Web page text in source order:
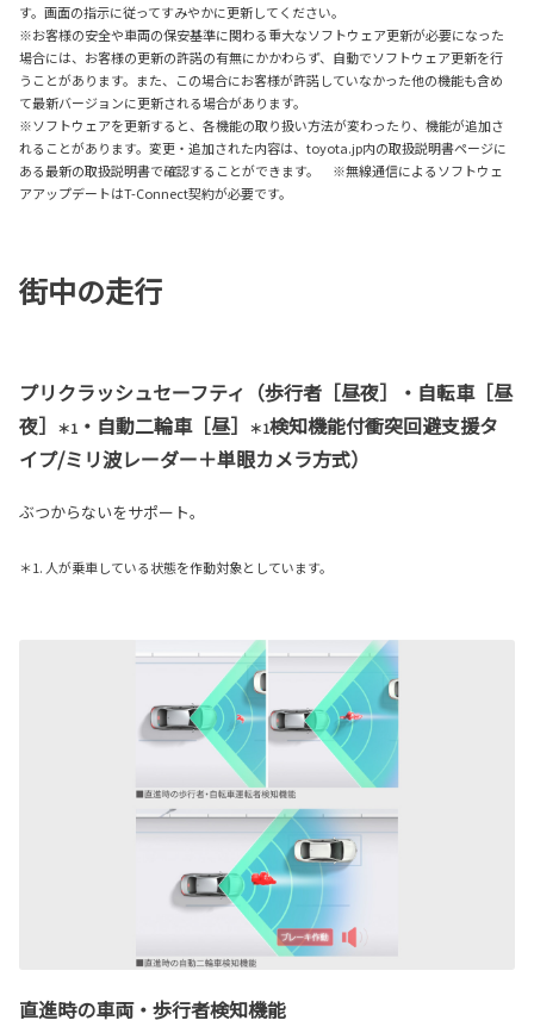
す。画面の指示に従ってすみやかに更新してください。
※お客様の安全や車両の保安基準に関わる重大なソフトウェア更新が必要になった
場合には、お客様の更新の許諾の有無にかかわらず、自動でソフトウェア更新を行
うことがあります。また、この場合にお客様が許諾していなかった他の機能も含め
て最新バージョンに更新される場合があります。
※ソフトウェアを更新すると、各機能の取り扱い方法が変わったり、機能が追加さ
れることがあります。変更・追加された内容は、toyota.jp内の取扱説明書ページに
ある最新の取扱説明書で確認することができます。 ※無線通信によるソフトウェ
アアップデートはT-Connect契約が必要です。
街中の走行
プリクラッシュセーフティ（歩行者［昼夜］・自転車［昼
夜］
＊1 ・自動二輪車［昼］ ＊1検知機能付衝突回避支援タ
イプ/ミリ波レーダー＋単眼カメラ方式）
ぶつからないをサポート。
＊1. 人が乗車している状態を作動対象としています。
直進時の車両・歩行者検知機能